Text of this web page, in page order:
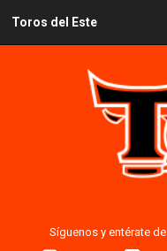
Toros del Este
Síguenos y entérate